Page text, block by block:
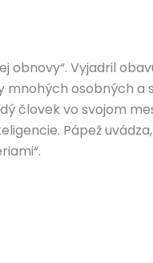
obnovy“. Vyjadril
mnohých osobných a
človek vo svojom
Pápež uvádza,